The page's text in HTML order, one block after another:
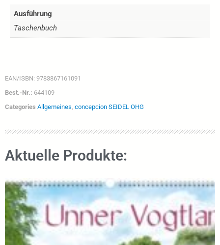
Ausführung
Taschenbuch
EAN/ISBN: 9783867161091
Best.-Nr.: 644109
Categories Allgemeines, concepcion SEIDEL OHG
Aktuelle Produkte: